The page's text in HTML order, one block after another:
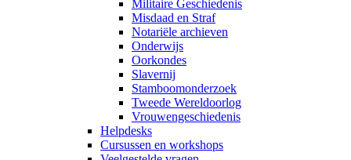
Militaire Geschiedenis
Misdaad en Straf
Notariële archieven
Onderwijs
Oorkondes
Slavernij
Stamboomonderzoek
Tweede Wereldoorlog
Vrouwengeschiedenis
Helpdesks
Cursussen en workshops